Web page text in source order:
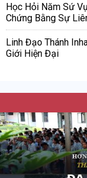
Học Hỏi Năm Sứ
Chứng Bằng Sự
Linh Đạo Thánh
Giới Hiện Đại